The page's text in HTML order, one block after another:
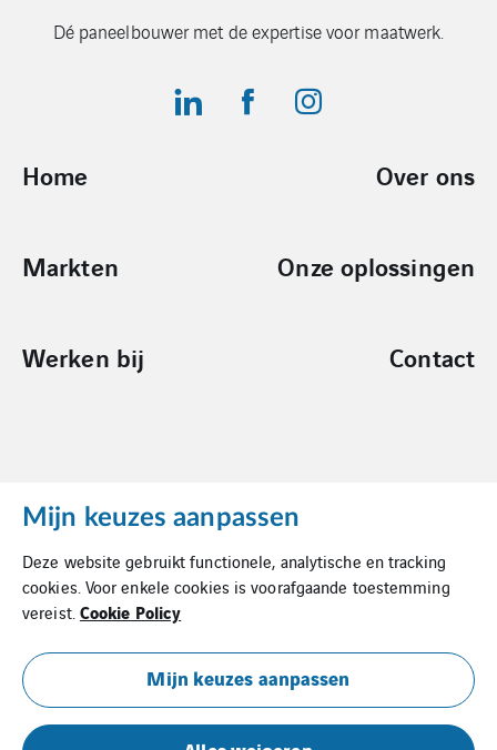
Dé paneelbouwer met de expertise voor maatwerk.
Home Over ons
Markten Onze oplossingen
Werken bij Contact
Cookies
Privacy Statement
Algemene Inkoopvoorwaarden
Leveringsvoorwaarden
Documentatie
Mijn keuzes aanpassen
Deze website gebruikt functionele, analytische en tracking
cookies. Voor enkele cookies is voorafgaande toestemming
vereist. Cookie Policy
Mijn keuzes aanpassen